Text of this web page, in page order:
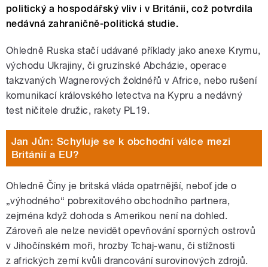
politický a hospodářský vliv i v Británii, což potvrdila
nedávná zahraničně-politická studie.
Ohledně Ruska stačí udávané příklady jako anexe Krymu,
východu Ukrajiny, či gruzínské Abcházie, operace
takzvaných Wagnerových žoldnéřů v Africe, nebo rušení
komunikací královského letectva na Kypru a nedávný
test ničitele družic, rakety PL19.
Jan Jůn: Schyluje se k obchodní válce mezi
Británií a EU?
Ohledně Číny je britská vláda opatrnější, neboť jde o
„výhodného“ pobrexitového obchodního partnera,
zejména když dohoda s Amerikou není na dohled.
Zároveň ale nelze nevidět opevňování sporných ostrovů
v Jihočínském moři, hrozby Tchaj-wanu, či stížnosti
z afrických zemí kvůli drancování surovinových zdrojů.